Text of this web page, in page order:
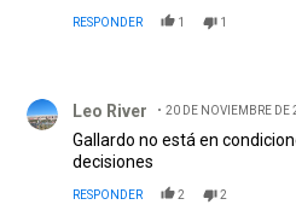
RESPONDER 1 1
Leo River 20 DE NOVIEMBRE DE
Gallardo no está en
decisiones
RESPONDER 2 2